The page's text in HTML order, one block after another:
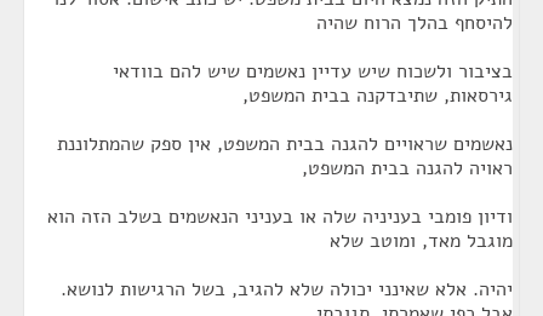
להיסחף בהלך הרוח שהיה
בציבור ולשכוח שיש עדיין נאשמים שיש להם בוודאי
גירסאות, שתיבדקנה בבית המשפט,
נאשמים שראויים להגנה בבית המשפט, אין ספק שהמתלוננת
ראויה להגנה בבית המשפט,
ודיון פומבי בעניניה שלה או בעניני הנאשמים בשלב הזה הוא
מוגבל מאד, ומוטב שלא
יהיה. אלא שאינני יכולה שלא להגיב, בשל הרגישות לנושא.